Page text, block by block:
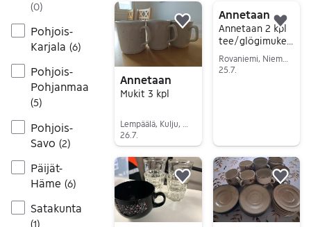
(0)
Pohjois-
Karjala (6)
Pohjois-
Pohjanmaa
(5)
Pohjois-
Savo (2)
Päijät-
Häme (6)
Satakunta
(1)
Annetaan
Mukit 3 kpl
26.7.
Lisää suosikiksi.
Annetaan
Annetaan 2 kpl
tee/glögimukej
a
Rovaniemi, Niemelänkangas-Korvanniemi, Lappi
25.7.
Lisää suosikiksi.